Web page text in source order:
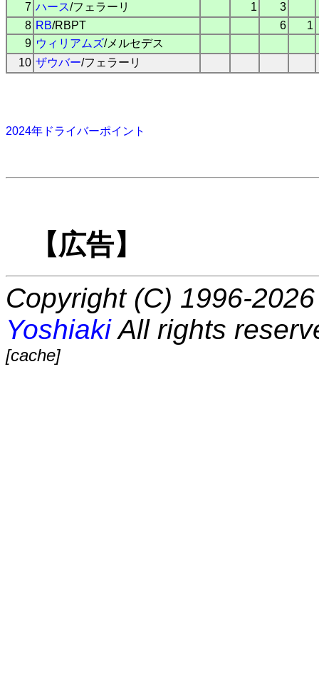
7 ハース/フェラーリ 1
3
8 RB/RBPT 6
1
9 ウィリアムズ/メルセデス
10 ザウバー/フェラーリ
2024年ドライバーポイント
【広告】
Copyright (C) 1996-
YoshiakiAll rights
[cache]